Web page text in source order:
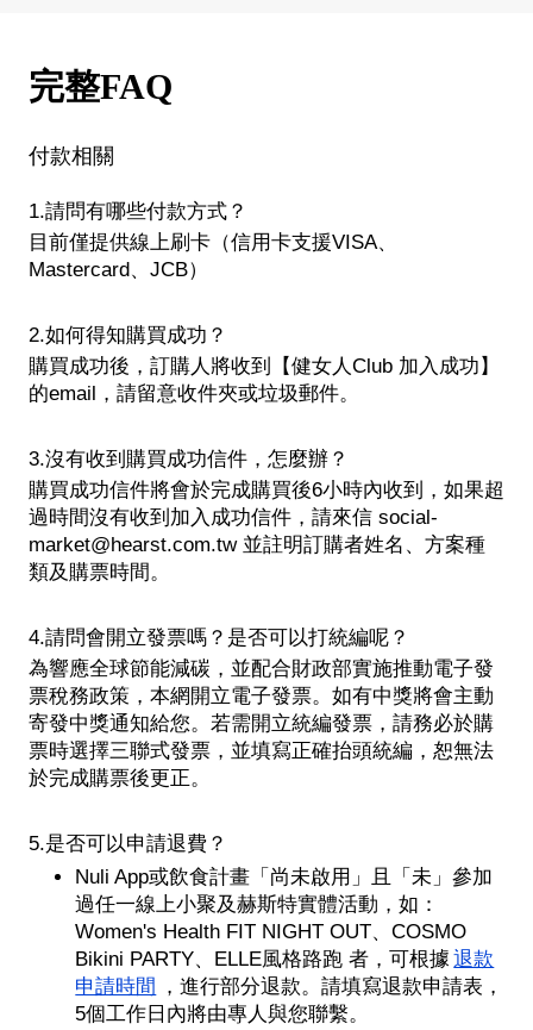
完整FAQ
付款相關
1.請問有哪些付款方式？
目前僅提供線上刷卡（信用卡支援VISA、
Mastercard、JCB）
2.如何得知購買成功？
購買成功後，訂購人將收到【健女人Club 加入成功】
的email，請留意收件夾或垃圾郵件。
3.沒有收到購買成功信件，怎麼辦？
購買成功信件將會於完成購買後6小時內收到，如果超
過時間沒有收到加入成功信件，請來信 social-
market@hearst.com.tw 並註明訂購者姓名、方案種
類及購票時間。
4.請問會開立發票嗎？是否可以打統編呢？
為響應全球節能減碳，並配合財政部實施推動電子發
票稅務政策，本網開立電子發票。如有中獎將會主動
寄發中獎通知給您。若需開立統編發票，請務必於購
票時選擇三聯式發票，並填寫正確抬頭統編，恕無法
於完成購票後更正。
5.是否可以申請退費？
Nuli App或飲食計畫「尚未啟用」且「未」參加
過任一線上小聚及赫斯特實體活動，如：
Women's Health FIT NIGHT OUT、COSMO
Bikini PARTY、ELLE風格路跑 者，可根據 退款
申請時間
，進行部分退款。請填寫退款申請表，
5個工作日內將由專人與您聯繫。